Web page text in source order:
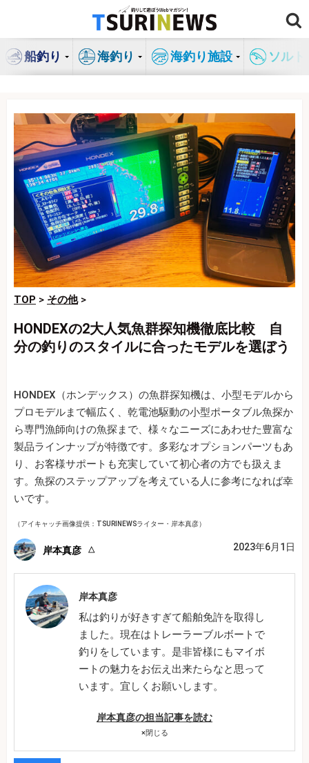
ン
船釣り 海釣り 海釣り施設 ソル
TOP > その他>
HONDEXの2大人気魚群探知機徹底比較 自
分の釣りのスタイルに合ったモデルを選ぼう
HONDEX（ホンデックス）の魚群探知機は、小型モデルから
プロモデルまで幅広く、乾電池駆動の小型ポータブル魚探か
ら専門漁師向けの魚探まで、様々なニーズにあわせた豊富な
製品ラインナップが特徴です。多彩なオプションパーツもあ
り、お客様サポートも充実していて初心者の方でも扱えま
す。魚探のステップアップを考えている人に参考になれば幸
いです。
（アイキャッチ画像提供：TSURINEWSライター・岸本真彦）
岸本真彦 2023年6月1日
岸本真彦
私は釣りが好きすぎて船舶免許を取得し
ました。現在はトレーラーブルボートで
釣りをしています。是非皆様にもマイボ
ートの魅力をお伝え出来たらなと思って
います。宜しくお願いします。
岸本真彦の担当記事を読む
×閉じる